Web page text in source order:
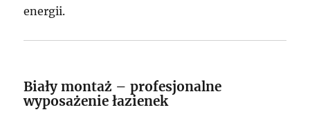
energii.
Biały montaż – profesjonalne
wyposażenie łazienek